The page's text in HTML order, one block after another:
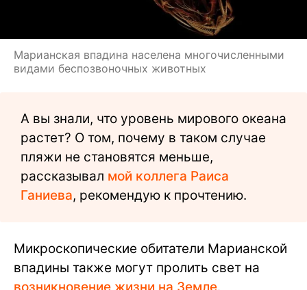
Марианская впадина населена многочисленными
видами беспозвоночных животных
А вы знали, что уровень мирового океана
растет? О том, почему в таком случае
пляжи не становятся меньше,
рассказывал мой коллега Раиса
Ганиева, рекомендую к прочтению.
Микроскопические обитатели Марианской
впадины также могут пролить свет на